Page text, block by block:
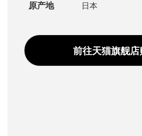
原产地 日本
前往天猫旗舰店